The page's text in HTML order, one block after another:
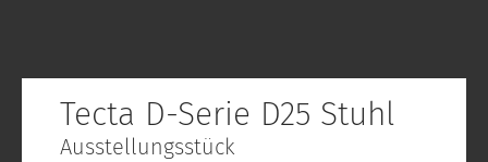
Tecta D-Serie D25 Stuhl
Ausstellungsstück